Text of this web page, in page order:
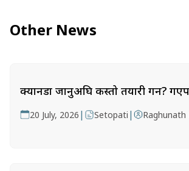
Other News
क्यानडा जानुअघि कस्तो तयारी गर्ने?
20 July, 2026 | Setopati | Raghunath